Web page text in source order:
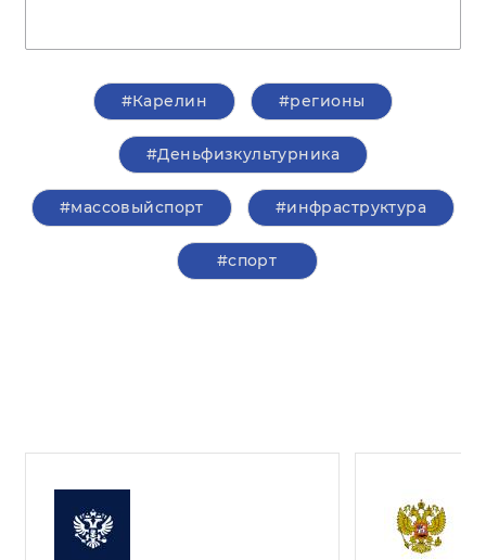
#Карелин #регионы
#Деньфизкультурника
#массовыйспорт #инфраструктура
#спорт